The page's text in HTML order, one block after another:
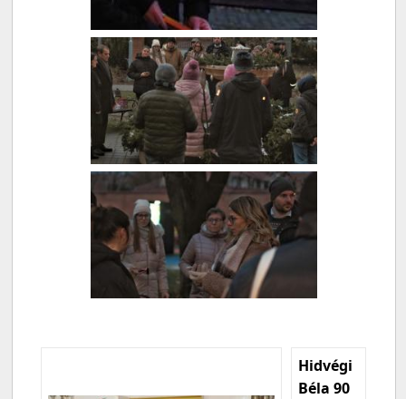
Hidvégi
Béla 90